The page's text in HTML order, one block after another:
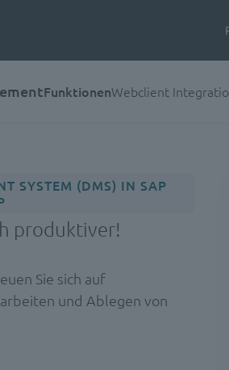
FunktionenWebclient
SYSTEM (DMS) IN SAP
produktiver!
Sie sich auf
und Ablegen von